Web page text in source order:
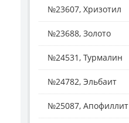
№23607, Хризотил
№23688, Золото
№24531, Турмалин
№24782, Эльбаит
№25087, Апофиллит